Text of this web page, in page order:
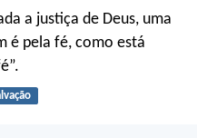
a justiça de Deus, uma
é pela fé, como está